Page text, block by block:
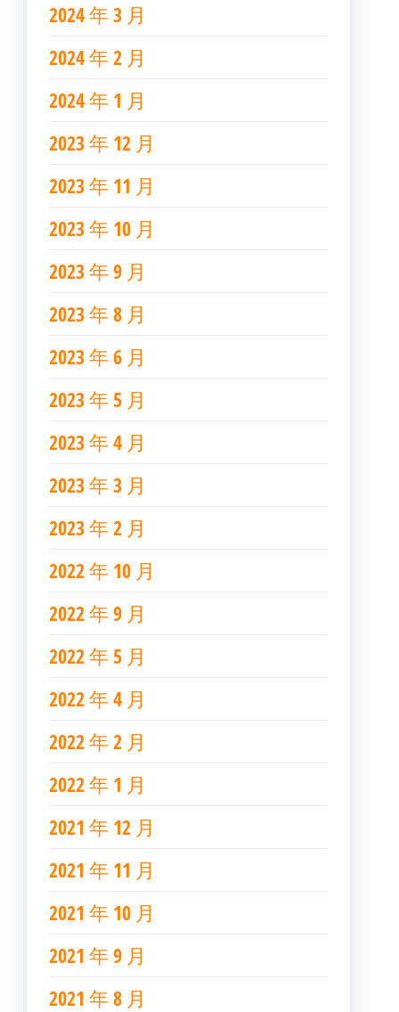
2024 年 3 月
2024 年 2 月
2024 年 1 月
2023 年 12 月
2023 年 11 月
2023 年 10 月
2023 年 9 月
2023 年 8 月
2023 年 6 月
2023 年 5 月
2023 年 4 月
2023 年 3 月
2023 年 2 月
2022 年 10 月
2022 年 9 月
2022 年 5 月
2022 年 4 月
2022 年 2 月
2022 年 1 月
2021 年 12 月
2021 年 11 月
2021 年 10 月
2021 年 9 月
2021 年 8 月